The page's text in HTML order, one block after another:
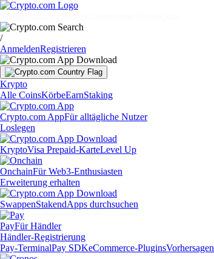
/
AnmeldenRegistrieren
Krypto
Alle CoinsKörbeEarnStaking
Crypto.com AppFür alltägliche Nutzer
Loslegen
KryptoVisa Prepaid-KarteLevel Up
OnchainFür Web3-Enthusiasten
Erweiterung erhalten
SwappenStakendApps durchsuchen
PayFür Händler
Händler-Registrierung
Pay-TerminalPay SDKeCommerce-PluginsVorhersagen